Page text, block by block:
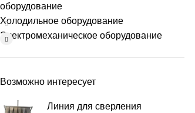
оборудование
Холодильное оборудование
Электромеханическое оборудование
Возможно интересует
Линия для сверления